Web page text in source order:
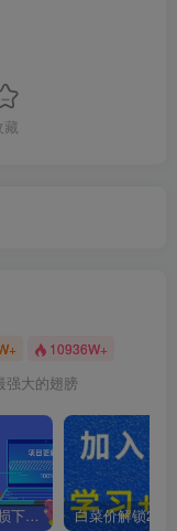
藏
10936W+
强大的翅膀
全网VIP课程 无损下载~